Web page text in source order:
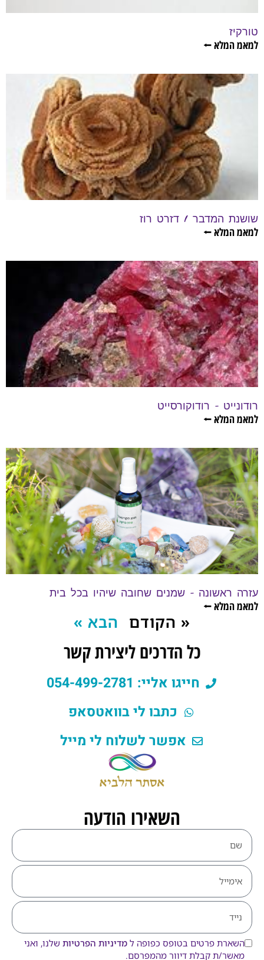
טורקיז
למאמ המלא ⭠
שושנת המדבר / דזרט רוז
למאמ המלא ⭠
רודונייט – רודוקורסייט
למאמ המלא ⭠
עזרה ראשונה – שמנים שחובה שיהיו בכל בית
למאמ המלא ⭠
« הקודם הבא »
כל הדרכים ליצירת קשר
חייגו אליי: 054-499-2781
כתבו לי בוואטסאפ
אפשר לשלוח לי מייל
השאירו הודעה
השארת פרטים בטופס כפופה ל מדיניות הפרטיות שלנו, ואני
מאשר/ת קבלת דיוור מהמפרסם.